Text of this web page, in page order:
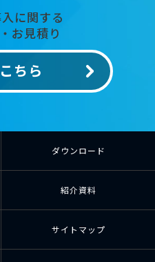
に関する
お見積り
ちら
ダウンロード
紹介資料
サイトマップ